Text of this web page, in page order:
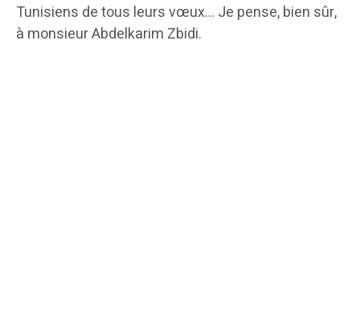
Tunisiens de tous leurs vœux… Je pense, bien sûr,
à monsieur Abdelkarim Zbidi.